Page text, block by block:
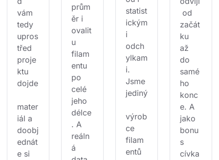
vám
tedy
upros
třed
proje
ktu
dojde
mater
iál a
doobj
ednát
e si
prům
ěr i
ovalit
u
filam
entu
po
celé
jeho
délce
. A
reáln
á
statist
ickým
i
odch
ylkam
i.
Jsme
jediný
výrob
ce
filam
entů
od
začát
ku
až
do
samé
ho
konc
e. A
jako
bonu
s
cívka